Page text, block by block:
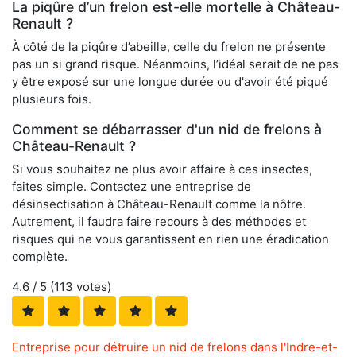
La piqûre d’un frelon est-elle mortelle à Château-
Renault ?
À côté de la piqûre d’abeille, celle du frelon ne présente
pas un si grand risque. Néanmoins, l’idéal serait de ne pas
y être exposé sur une longue durée ou d'avoir été piqué
plusieurs fois.
Comment se débarrasser d'un nid de frelons à
Château-Renault ?
Si vous souhaitez ne plus avoir affaire à ces insectes,
faites simple. Contactez une entreprise de
désinsectisation à Château-Renault comme la nôtre.
Autrement, il faudra faire recours à des méthodes et
risques qui ne vous garantissent en rien une éradication
complète.
4.6 / 5 (113 votes)
Entreprise pour détruire un nid de frelons dans l'Indre-et-